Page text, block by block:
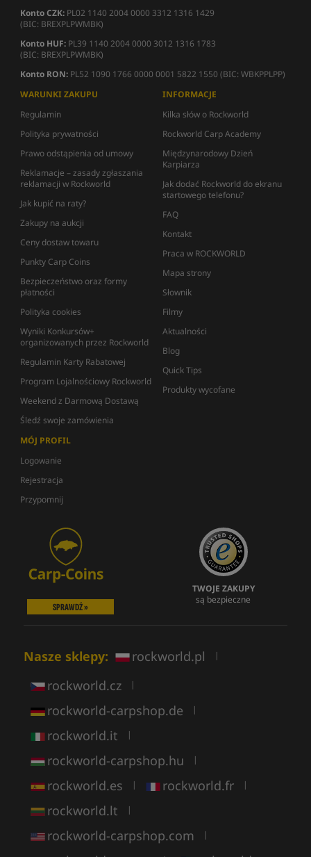
Konto CZK: PL02 1140 2004 0000 3312 1316 1429
(BIC: BREXPLPWMBK)
Konto HUF: PL39 1140 2004 0000 3012 1316 1783
(BIC: BREXPLPWMBK)
Konto RON: PL52 1090 1766 0000 0001 5822 1550 (BIC: WBKPPLPP)
WARUNKI ZAKUPU
Regulamin
Polityka prywatności
Prawo odstąpienia od umowy
Reklamacje – zasady zgłaszania
reklamacji w Rockworld
Jak kupić na raty?
Zakupy na aukcji
Ceny dostaw towaru
Punkty Carp Coins
Bezpieczeństwo oraz formy
płatności
Polityka cookies
Wyniki Konkursów+
organizowanych przez Rockworld
Regulamin Karty Rabatowej
Program Lojalnościowy Rockworld
Weekend z Darmową Dostawą
Śledź swoje zamówienia
INFORMACJE
Kilka słów o Rockworld
Rockworld Carp Academy
Międzynarodowy Dzień
Karpiarza
Jak dodać Rockworld do ekranu
startowego telefonu?
FAQ
Kontakt
Praca w ROCKWORLD
Mapa strony
Słownik
Filmy
Aktualności
Blog
Quick Tips
Produkty wycofane
MÓJ PROFIL
Logowanie
Rejestracja
Przypomnij
SPRAWDŹ »
TWOJE ZAKUPY
są bezpieczne
Nasze sklepy: rockworld.pl |
rockworld.cz |
rockworld-carpshop.de |
rockworld.it |
rockworld-carpshop.hu |
rockworld.es | rockworld.fr |
rockworld.lt |
rockworld-carpshop.com |